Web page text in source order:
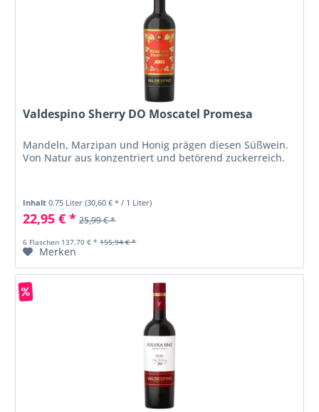
Valdespino Sherry DO Moscatel Promesa
Mandeln, Marzipan und Honig prägen diesen Süßwein.
Von Natur aus konzentriert und betörend zuckerreich.
Inhalt0.75 Liter(30,60 € * / 1 Liter)
22,95 € * 25,99 € *
6 Flaschen 137,70 € * 155,94 € *
Merken